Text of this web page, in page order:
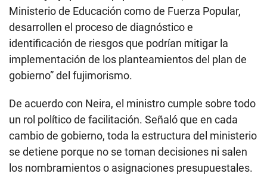
Ministerio de Educación como de Fuerza Popular,
desarrollen el proceso de diagnóstico e
identificación de riesgos que podrían mitigar la
implementación de los planteamientos del plan de
gobierno” del fujimorismo.
De acuerdo con Neira, el ministro cumple sobre todo
un rol político de facilitación. Señaló que en cada
cambio de gobierno, toda la estructura del ministerio
se detiene porque no se toman decisiones ni salen
los nombramientos o asignaciones presupuestales.